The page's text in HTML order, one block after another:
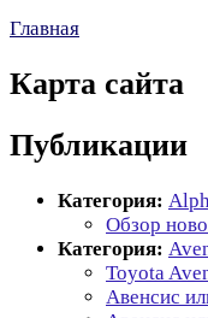
Главная
Карта сайта
Публикации
Категория:
Обзор
Категория:
Toyota
Авенсис